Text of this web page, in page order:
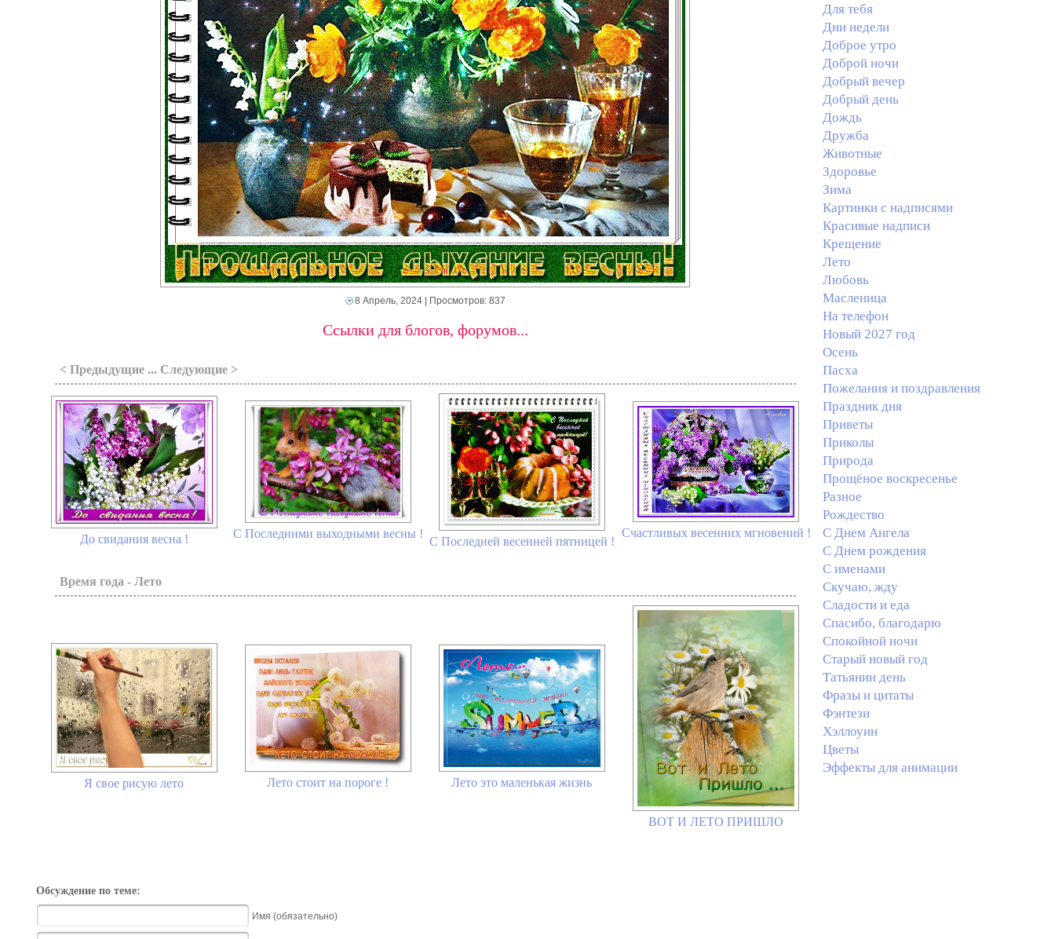
8 Апрель, 2024| Просмотров: 837
Ссылки для блогов, форумов...
< Предыдущие ... Следующие >
До свидания весна ! С Последними выходными весны !
С Последней весенней пятницей !
Счастливых весенних мгновений !
Время года - Лето
Я свое рисую лето Лето стоит на пороге ! Лето это маленькая жизнь
ВОТ И ЛЕТО ПРИШЛО
Обсуждение по теме:
Имя (обязательно)
Для тебя
Дни недели
Доброе утро
Доброй ночи
Добрый вечер
Добрый день
Дождь
Дружба
Животные
Здоровье
Зима
Картинки с надписями
Красивые надписи
Крещение
Лето
Любовь
Масленица
На телефон
Новый 2027 год
Осень
Пасха
Пожелания и поздравления
Праздник дня
Приветы
Приколы
Природа
Прощёное воскресенье
Разное
Рождество
С Днем Ангела
С Днем рождения
С именами
Скучаю, жду
Сладости и еда
Спасибо, благодарю
Спокойной ночи
Старый новый год
Татьянин день
Фразы и цитаты
Фэнтези
Хэллоуин
Цветы
Эффекты для анимации